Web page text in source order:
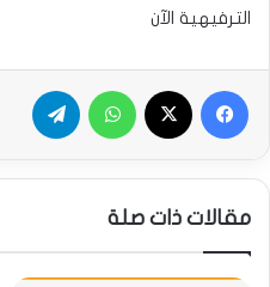
الترفيهية الآن
فيسبوك واتساب
مقالات ذات صلة